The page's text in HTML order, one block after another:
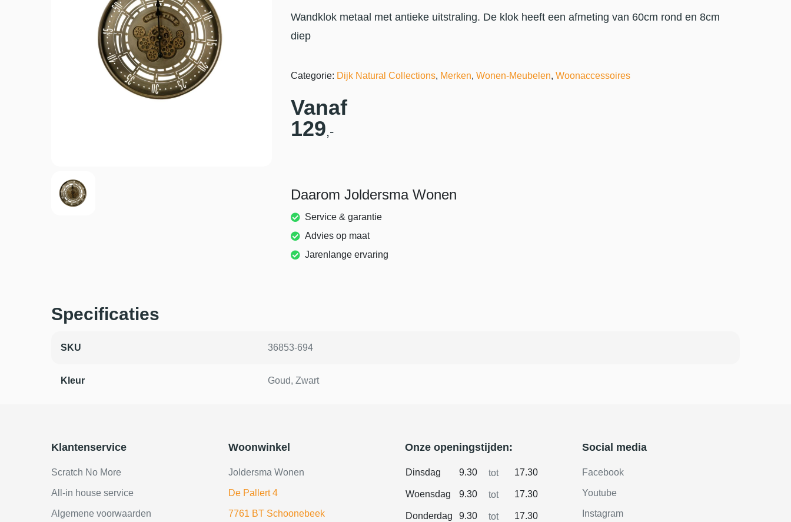
Wandklok metaal met antieke uitstraling. De klok heeft een afmeting van 60cm rond en 8cm
diep
Categorie: Dijk Natural Collections, Merken, Wonen-Meubelen, Woonaccessoires
Vanaf
129,-
Daarom Joldersma Wonen
Service & garantie
Advies op maat
Jarenlange ervaring
Specificaties
SKU 36853-694
Kleur Goud, Zwart
Klantenservice
Scratch No More
All-in house service
Algemene voorwaarden
Woonwinkel
Joldersma Wonen
De Pallert 4
7761 BT Schoonebeek
Onze openingstijden:
Dinsdag 9.30 tot 17.30
Woensdag 9.30 tot 17.30
Donderdag 9.30 tot 17.30
Social media
Facebook
Youtube
Instagram